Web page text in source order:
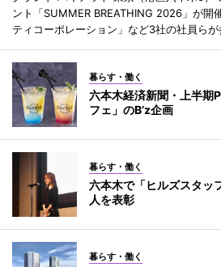
ント「SUMMER BREATHING 2026」が開
ティコーポレーション」など3社の社員らが
暮らす・働く
六本木経済新聞・上半期
フェ」のB’z企画
暮らす・働く
六本木で「ヒルズスタ
人を表彰
暮らす・働く